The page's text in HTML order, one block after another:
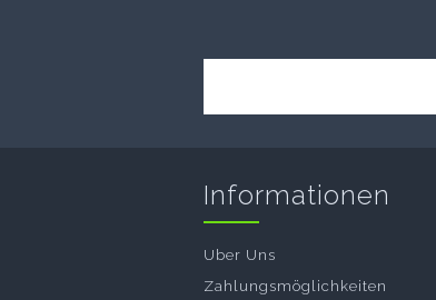
Informationen
Uber Uns
Zahlungsmöglichkeiten